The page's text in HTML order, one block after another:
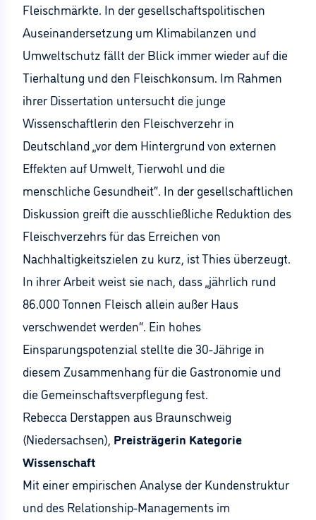
Fleischmärkte. In der gesellschaftspolitischen
Auseinandersetzung um Klimabilanzen und
Umweltschutz fällt der Blick immer wieder auf die
Tierhaltung und den Fleischkonsum. Im Rahmen
ihrer Dissertation untersucht die junge
Wissenschaftlerin den Fleischverzehr in
Deutschland „vor dem Hintergrund von externen
Effekten auf Umwelt, Tierwohl und die
menschliche Gesundheit“. In der gesellschaftlichen
Diskussion greift die ausschließliche Reduktion des
Fleischverzehrs für das Erreichen von
Nachhaltigkeitszielen zu kurz, ist Thies überzeugt.
In ihrer Arbeit weist sie nach, dass „jährlich rund
86.000 Tonnen Fleisch allein außer Haus
verschwendet werden“. Ein hohes
Einsparungspotenzial stellte die 30-Jährige in
diesem Zusammenhang für die Gastronomie und
die Gemeinschaftsverpflegung fest.
Rebecca Derstappen aus Braunschweig
(Niedersachsen), Preisträgerin Kategorie
Wissenschaft
Mit einer empirischen Analyse der Kundenstruktur
und des Relationship-Managements im